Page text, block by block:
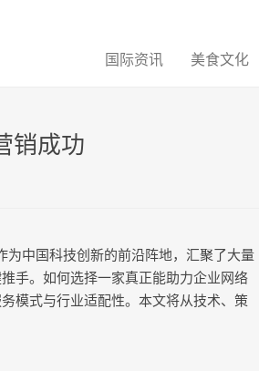
国际资讯 美食文化
销成功
为中国科技创新的前沿阵地，汇聚了大量
手。如何选择一家真正能助力企业网络
模式与行业适配性。本文将从技术、策